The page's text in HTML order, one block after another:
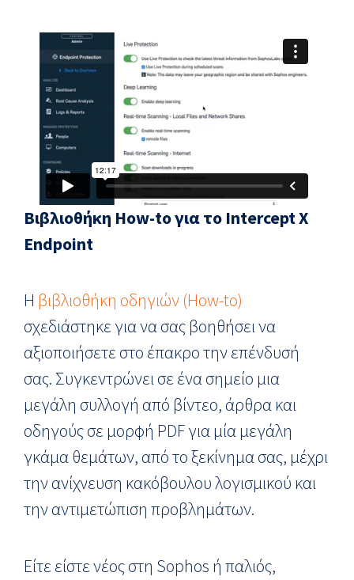
Βιβλιοθήκη How-to για το Intercept X
Endpoint
Η βιβλιοθήκη οδηγιών (How-to)
σχεδιάστηκε για να σας βοηθήσει να
αξιοποιήσετε στο έπακρο την επένδυσή
σας. Συγκεντρώνει σε ένα σημείο μια
μεγάλη συλλογή από βίντεο, άρθρα και
οδηγούς σε μορφή PDF για μία μεγάλη
γκάμα θεμάτων, από το ξεκίνημα σας, μέχρι
την ανίχνευση κακόβουλου λογισμικού και
την αντιμετώπιση προβλημάτων.
Είτε είστε νέος στη Sophos ή παλιός,